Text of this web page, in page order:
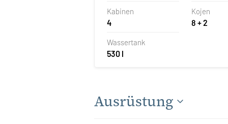
Kabinen
4
Kojen
8 + 2
Wassertank
530 l
Ausrüstung